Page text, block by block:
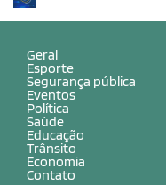
Geral
Esporte
Segurança pública
Eventos
Política
Saúde
Educação
Trânsito
Economia
Contato